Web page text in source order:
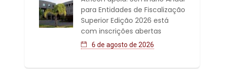
para Entidades de Fiscalização
Superior Edição 2026 está
com inscrições abertas
6 de agosto de 2026